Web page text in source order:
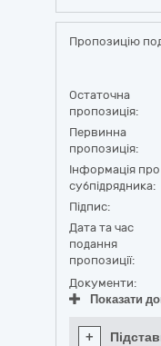
Пропозицію
Остаточна
пропозиція:
Первинна
пропозиція:
Інформація про
субпідрядника:
Підпис:
Дата та час
подання
пропозиції:
Документи:
Показати
+